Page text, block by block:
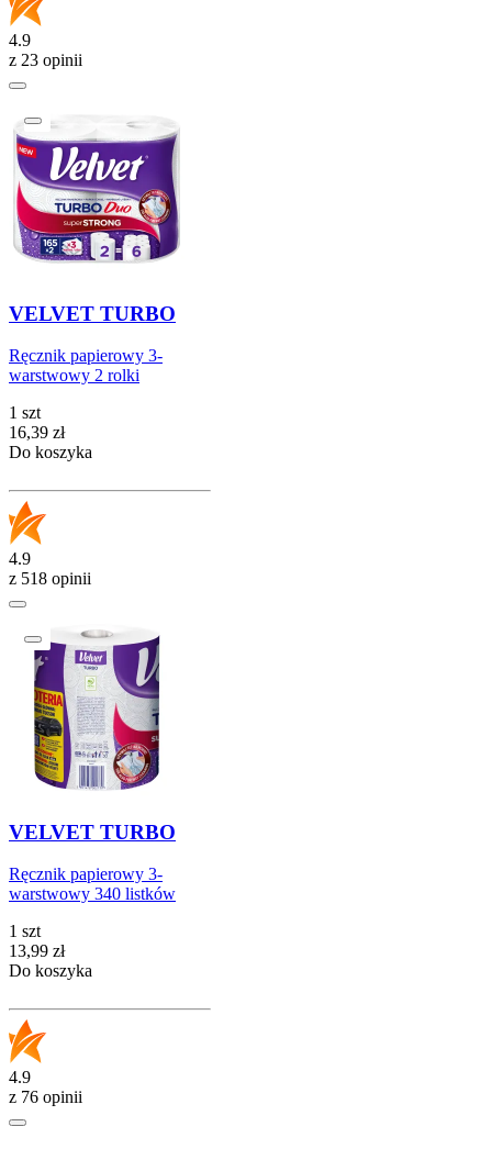
4.9
z 23 opinii
VELVET TURBO
Ręcznik papierowy 3-
warstwowy 2 rolki
1 szt
Cena
16,39 zł
Do koszyka
4.9
z 518 opinii
VELVET TURBO
Ręcznik papierowy 3-
warstwowy 340 listków
1 szt
Cena
13,99 zł
Do koszyka
4.9
z 76 opinii